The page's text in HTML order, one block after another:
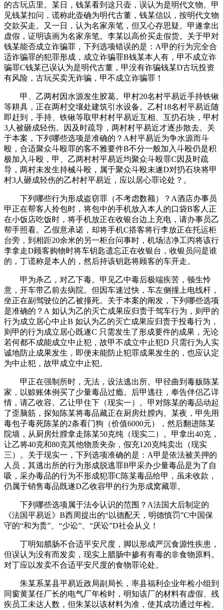
的古玩店里。某日，钱某看到这只壶，误认为是明代文物。甲
见钱某扣问，谎称此壶确为明代古董，钱某信以，按明代文物
交款买走。又一日，认为名家亲笔，但又心存思疑。甲遂拿出
虚假，证明该画为名家亲笔。李某以高价买走假货。关于甲对
钱某能否成立诈骗罪，下列选项错误的是：A甲的行为完全合
适诈骗罪的犯罪形成，成立诈骗罪B钱某本人有，甲不成立诈
骗罪C钱某已误认为是明代古董，甲没有诈骗钱某D古玩投资
有风险，古玩买卖无诈骗，甲不成立诈骗罪！
甲、乙两村因水源发生胶葛。甲村20名村平易近手持铁锹
等耕具，正在两村交壤处建筑引水设备。乙村18名村平易近随
即赶到，手持、铁锹等取甲村村平易近互相、互扔石块，甲村
3人被砸成轻伤。因及时疏导，两村村平易近才逐步散去。关
于本案，下列哪些选项是准确的？A村平易近为争水源而斗
殴，合适聚众斗殴罪的客不雅要件B不分一般加入斗殴仍是积
极加入斗殴，甲、乙两村村平易近均聚众斗殴罪C因及时疏
导，两村未发生持械斗殴，属于聚众斗殴未遂D对扔石块将甲
村3人砸成轻伤的乙村村平易近，应以居心罪论处？。
下列哪些行为形成盗窃罪（不考虑数额）？A酒店办事员
甲正在帮客人拎包时，将包中的手机放入本人的口袋B客人正
在小饭店吃饭时，将手机放正在收银台边上充电，请办事员乙
帮手照看。乙假意承诺，却将手机C搭客将行李放正在托运柜
台旁，到相距20余米的另一柜台问事时，机场洁净工丙将该行
李拿走D顾客购物时将车钥匙遗忘正在收银台，收银员问是谁
的，丁谎称是本人的，然后持该钥匙将顾客的车开走。
甲为杀乙，对乙下毒。甲见乙中毒后极端疾苦，顿生怜
意，开车带乙前去病院。但因车速过快，车左侧撞上电线杆，
坐正在副驾驶位的乙被撞死。关于本案的阐发，下列哪些选项
是准确的？A 如认为乙的灭亡成果应归责于驾车行为，则甲的
行为成立居心中止B 如认为乙的灭亡成果应归责于投毒行为，
则甲的行为成立居心既遂C 只需发生了形成要件的成果，无论
若何都不成能成立中止犯，故甲不成立中止犯D 只需行为人实
诚地防止成果发生，即便未能防止犯罪成果发生的，也应认定
为中止犯，故甲成立中止犯。
甲正在强制所时，无法，设法逃出所。甲径曲到毒贩陈某
家，以赊账体例买了少量毒品过瘾。后甲逃往，奉告伴侣乙详
情，请乙收容。乙让甲住下（现实一）。甲对陈某的毒品动起
了歪脑筋，探知陈某将毒品藏正在厨房灶膛内。某夜，甲先用
毒包子毒死陈某的2条看门狗（价值6000元），然后翻进陈某
院墙，从厨房灶膛拿走陈某50克纯（现实二）。甲拿出40克，
让乙将40克和80克其他物质夹杂，假充120克纯卖出（现实
三）。关于现实一，下列选项准确的是：A甲是依法被关押的
人员，其逃出所的行为形成脱逃罪B甲采办少量毒品是为了自
吸，采办毒品的行为不形成犯罪C陈某毒品给甲，虽未收款，
仍属于销售毒品既遂D乙收容甲的行为形成窝藏罪。
下列哪些选项属于法令认识的范围？A法国大后制定的
《法国平易近》B西周提出的“以德配天，明德慎罚”C中国保
守的“和为贵”、“少讼”、“厌讼”D社会从义！
丁明知腊肠不合适平安尺度，脚以形成严沉食源性疾患，
但误认为没有而发卖，现实上腊肠中掺有有毒的非食物原料。
对丁应以发卖不合适平安尺度的食物罪论处。
朱某系某县平易近政局副局长，率县福利企业年检小组到
同窗黄某任厂长的电气厂年检时，明知该厂的材料有虚假、残
疾员工未达人数，但朱某以该材料为准，使其成功通过年检。